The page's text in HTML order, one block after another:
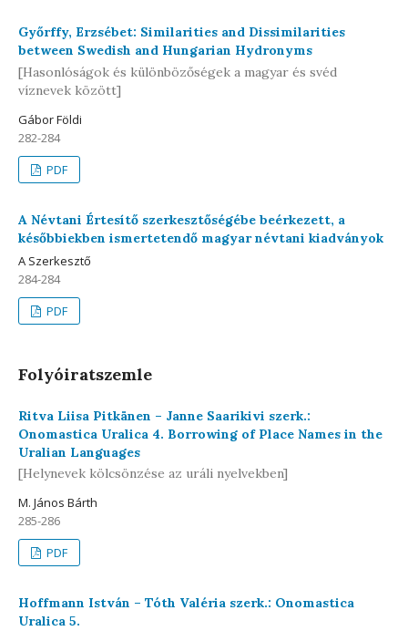
Győrffy, Erzsébet: Similarities and Dissimilarities
between Swedish and Hungarian Hydronyms
[Hasonlóságok és különbözőségek a magyar és svéd
víznevek között]
Gábor Földi
282-284
PDF
A Névtani Értesítő szerkesztőségébe beérkezett, a
későbbiekben ismertetendő magyar névtani kiadványok
A Szerkesztő
284-284
PDF
Folyóiratszemle
Ritva Liisa Pitkänen – Janne Saarikivi szerk.:
Onomastica Uralica 4. Borrowing of Place Names in the
Uralian Languages
[Helynevek kölcsönzése az uráli nyelvekben]
M. János Bárth
285-286
PDF
Hoffmann István – Tóth Valéria szerk.: Onomastica
Uralica 5.